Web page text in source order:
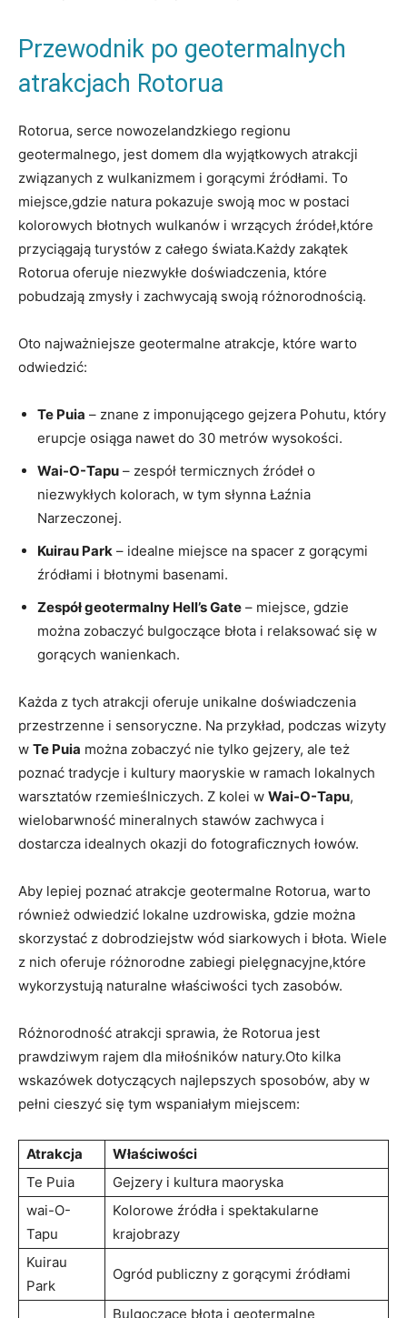
Przewodnik po geotermalnych
atrakcjach Rotorua
Rotorua, serce nowozelandzkiego regionu
geotermalnego, jest domem dla wyjątkowych atrakcji
związanych z wulkanizmem i gorącymi źródłami. To
miejsce,gdzie natura pokazuje swoją moc w postaci
kolorowych błotnych wulkanów i wrzących źródeł,które
przyciągają turystów z całego świata.Każdy zakątek
Rotorua oferuje niezwykłe doświadczenia, które
pobudzają zmysły i zachwycają swoją różnorodnością.
Oto najważniejsze geotermalne atrakcje, które warto
odwiedzić:
Te Puia – znane z imponującego gejzera Pohutu, który
erupcje osiąga nawet do 30 metrów wysokości.
Wai-O-Tapu – zespół termicznych źródeł o
niezwykłych kolorach, w tym słynna Łaźnia
Narzeczonej.
Kuirau Park – idealne miejsce na spacer z gorącymi
źródłami i błotnymi basenami.
Zespół geotermalny Hell’s Gate – miejsce, gdzie
można zobaczyć bulgoczące błota i relaksować się w
gorących wanienkach.
Każda z tych atrakcji oferuje unikalne doświadczenia
przestrzenne i sensoryczne. Na przykład, podczas wizyty
w Te Puia można zobaczyć nie tylko gejzery, ale też
poznać tradycje i kultury maoryskie w ramach lokalnych
warsztatów rzemieślniczych. Z kolei w Wai-O-Tapu,
wielobarwność mineralnych stawów zachwyca i
dostarcza idealnych okazji do fotograficznych łowów.
Aby lepiej poznać atrakcje geotermalne Rotorua, warto
również odwiedzić lokalne uzdrowiska, gdzie można
skorzystać z dobrodziejstw wód siarkowych i błota. Wiele
z nich oferuje różnorodne zabiegi pielęgnacyjne,które
wykorzystują naturalne właściwości tych zasobów.
Różnorodność atrakcji sprawia, że Rotorua jest
prawdziwym rajem dla miłośników natury.Oto kilka
wskazówek dotyczących najlepszych sposobów, aby w
pełni cieszyć się tym wspaniałym miejscem:
Atrakcja
Właściwości
Te Puia
Gejzery i kultura maoryska
wai-O-
Tapu
Kolorowe źródła i spektakularne
krajobrazy
Kuirau
Park
Ogród publiczny z gorącymi źródłami
Bulgoczące błota i geotermalne